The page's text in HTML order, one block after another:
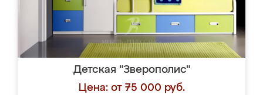
Детская "Зверополис"
Цена: от 75 000 руб.